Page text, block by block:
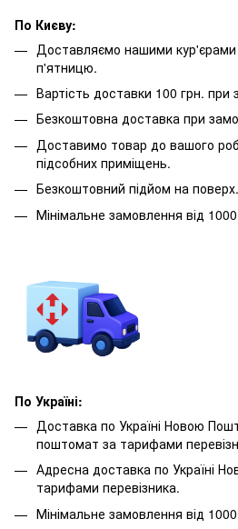
По Києву:
Доставляємо нашими кур'єрами
п'ятницю.
Вартість доставки 100 грн. при
Безкоштовна доставка при
Доставимо товар до вашого
підсобних приміщень.
Безкоштовний підйом на поверх.
Мінімальне замовлення від
По Україні:
Доставка по Україні Новою
поштомат за тарифами
Адресна доставка по Україні
тарифами перевізника.
Мінімальне замовлення від